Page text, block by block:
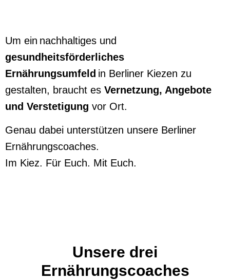
Um ein nachhaltiges und
gesundheitsförderliches
Ernährungsumfeld in Berliner Kiezen zu
gestalten, braucht es Vernetzung, Angebote
und Verstetigung vor Ort.
Genau dabei unterstützen unsere Berliner
Ernährungscoaches.
Im Kiez. Für Euch. Mit Euch.
Unsere drei
Ernährungscoaches